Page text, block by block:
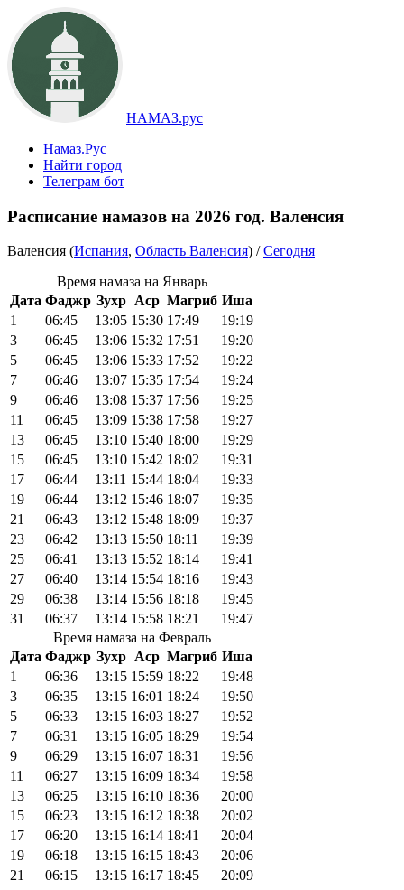
НАМАЗ.рус
Намаз.Рус
Найти город
Телеграм бот
Расписание намазов на 2026 год. Валенсия
Валенсия (Испания, Область Валенсия) /Сегодня
Время намаза на Январь
Дата Фаджр Зухр Аср Магриб Иша
1
06:45 13:05 15:30 17:49
19:19
3
06:45 13:06 15:32 17:51
19:20
5
06:45 13:06 15:33 17:52
19:22
7
06:46 13:07 15:35 17:54
19:24
9
06:46 13:08 15:37 17:56
19:25
11
06:45 13:09 15:38 17:58
19:27
13
06:45 13:10 15:40 18:00
19:29
15
06:45 13:10 15:42 18:02
19:31
17
06:44 13:11 15:44 18:04
19:33
19
06:44 13:12 15:46 18:07
19:35
21
06:43 13:12 15:48 18:09
19:37
23
06:42 13:13 15:50 18:11
19:39
25
06:41 13:13 15:52 18:14
19:41
27
06:40 13:14 15:54 18:16
19:43
29
06:38 13:14 15:56 18:18
19:45
31
06:37 13:14 15:58 18:21
19:47
Время намаза на Февраль
Дата Фаджр Зухр Аср Магриб Иша
1
06:36 13:15 15:59 18:22
19:48
3
06:35 13:15 16:01 18:24
19:50
5
06:33 13:15 16:03 18:27
19:52
7
06:31 13:15 16:05 18:29
19:54
9
06:29 13:15 16:07 18:31
19:56
11
06:27 13:15 16:09 18:34
19:58
13
06:25 13:15 16:10 18:36
20:00
15
06:23 13:15 16:12 18:38
20:02
17
06:20 13:15 16:14 18:41
20:04
19
06:18 13:15 16:15 18:43
20:06
21
06:15 13:15 16:17 18:45
20:09